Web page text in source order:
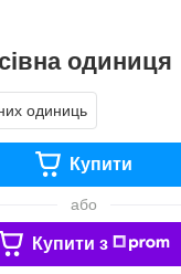
одиниця
одиниць
Купити
або
Купити з